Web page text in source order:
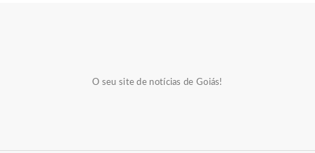
O seu site de notícias de Goiás!